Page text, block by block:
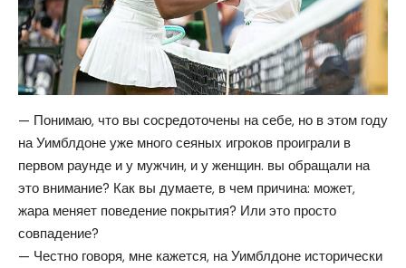
— Понимаю, что вы сосредоточены на себе, но в этом году
на Уимблдоне уже много сеяных игроков проиграли в
первом раунде и у мужчин, и у женщин. вы обращали на
это внимание? Как вы думаете, в чем причина: может,
жара меняет поведение покрытия? Или это просто
совпадение?
— Честно говоря, мне кажется, на Уимблдоне исторически